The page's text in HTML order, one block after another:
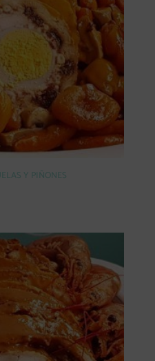
Y PIÑONES